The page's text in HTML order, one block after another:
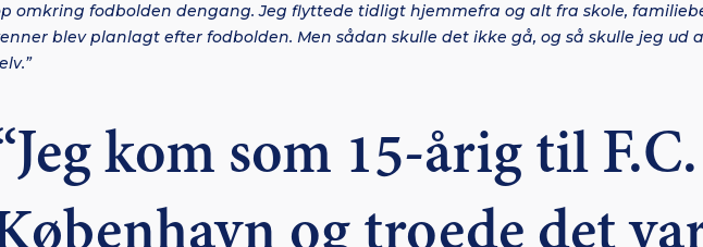
omkring fodbolden dengang. Jeg flyttede tidligt hjemmefra og alt fra skole,
blev planlagt efter fodbolden. Men sådan skulle det ikke gå, og så skulle jeg ud
kom som 15-årig til F.C.
og troede det